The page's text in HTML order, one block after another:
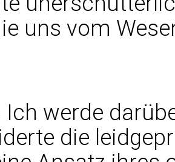
uns vom
Ich werde
die